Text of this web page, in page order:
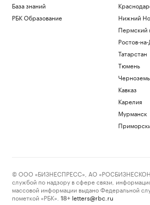
База знаний
РБК Образование
Нижний
Пермский
Ростов-
Татарстан
Тюмень
Кавказ
Карелия
Мурманск
© ООО «БИЗНЕСПРЕСС», АО
службой по надзору в сфере связи,
массовой информации выдано Федеральной
пометкой «РБК».
18+ letters@rbc.ru